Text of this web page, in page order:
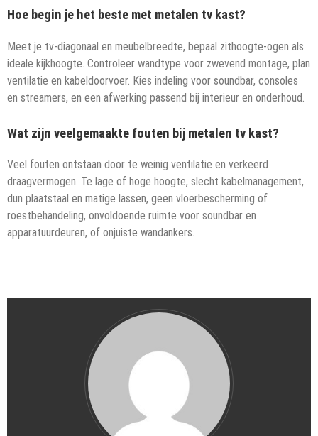
Hoe begin je het beste met metalen tv kast?
Meet je tv-diagonaal en meubelbreedte, bepaal zithoogte-ogen als
ideale kijkhoogte. Controleer wandtype voor zwevend montage, plan
ventilatie en kabeldoorvoer. Kies indeling voor soundbar, consoles
en streamers, en een afwerking passend bij interieur en onderhoud.
Wat zijn veelgemaakte fouten bij metalen tv kast?
Veel fouten ontstaan door te weinig ventilatie en verkeerd
draagvermogen. Te lage of hoge hoogte, slecht kabelmanagement,
dun plaatstaal en matige lassen, geen vloerbescherming of
roestbehandeling, onvoldoende ruimte voor soundbar en
apparatuurdeuren, of onjuiste wandankers.